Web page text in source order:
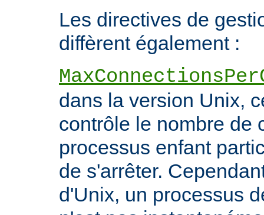
Les directives de
diffèrent également :
dans la version Unix,
contrôle le nombre de
processus enfant
de s'arrêter.
d'Unix, un processus